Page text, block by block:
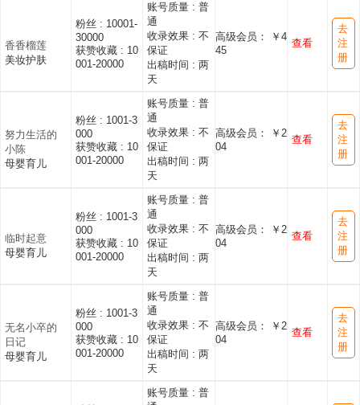
香香榴莲
美妆护肤
粉丝 : 10001-
30000
获赞收藏 : 10
001-20000
账号质量 : 普
通
收录效果 : 不
保证
出稿时间 : 两
天
高级会员： ￥4
45
查看
去
注
册
努力生活的
小陈
母婴育儿
粉丝 : 1001-3
000
获赞收藏 : 10
001-20000
账号质量 : 普
通
收录效果 : 不
保证
出稿时间 : 两
天
高级会员： ￥2
04
查看
去
注
册
临时起意
母婴育儿
粉丝 : 1001-3
000
获赞收藏 : 10
001-20000
账号质量 : 普
通
收录效果 : 不
保证
出稿时间 : 两
天
高级会员： ￥2
04
查看
去
注
册
无名小卒的
日记
母婴育儿
粉丝 : 1001-3
000
获赞收藏 : 10
001-20000
账号质量 : 普
通
收录效果 : 不
保证
出稿时间 : 两
天
高级会员： ￥2
04
查看
去
注
册
账号质量 : 普